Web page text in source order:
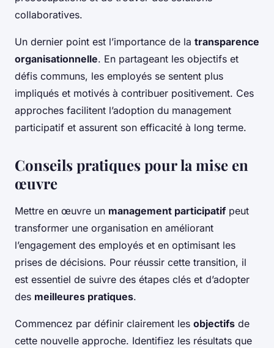
collaboratives.
Un dernier point est l’importance de la transparence
organisationnelle. En partageant les objectifs et
défis communs, les employés se sentent plus
impliqués et motivés à contribuer positivement. Ces
approches facilitent l’adoption du management
participatif et assurent son efficacité à long terme.
Conseils pratiques pour la mise en
œuvre
Mettre en œuvre un management participatif peut
transformer une organisation en améliorant
l’engagement des employés et en optimisant les
prises de décisions. Pour réussir cette transition, il
est essentiel de suivre des étapes clés et d’adopter
des meilleures pratiques.
Commencez par définir clairement les objectifs de
cette nouvelle approche. Identifiez les résultats que